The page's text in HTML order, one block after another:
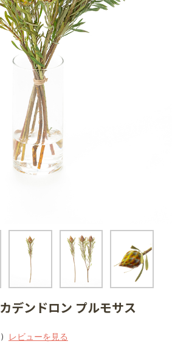
デンドロン プルモサス
レビューを見る